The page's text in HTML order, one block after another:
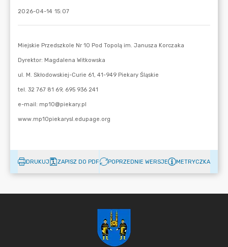
2026-04-14 15:07
DRUKUJ ZAPISZ DO PDF POPRZEDNIE WERSJE METRYCZKA